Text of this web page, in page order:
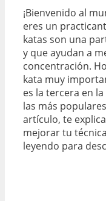
¡Bienvenido al
eres un
katas son una
y que ayudan a
concentración.
kata muy
es la tercera en
las más
artículo, te
mejorar tu
leyendo para